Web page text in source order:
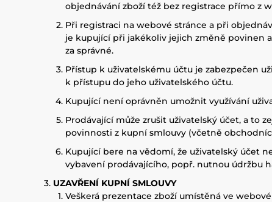
objednávání zboží též bez registrace přímo z
Při registraci na webové stránce a při
je kupující při jakékoliv jejich změně povinen
za správné.
Přístup k uživatelskému účtu je zabezpečen
k přístupu do jeho uživatelského účtu.
Kupující není oprávněn umožnit využívání
Prodávající může zrušit uživatelský účet, a to
povinnosti z kupní smlouvy (včetně
Kupující bere na vědomí, že uživatelský účet
vybavení prodávajícího, popř. nutnou údržbu
UZAVŘENÍ KUPNÍ SMLOUVY
Veškerá prezentace zboží umístěná ve